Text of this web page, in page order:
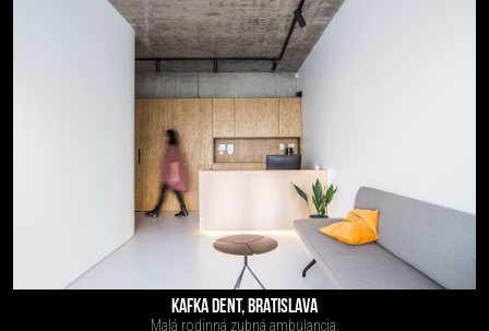
KAFKA DENT, BRATISLAVA
Malá rodinná zubná ambulancia.